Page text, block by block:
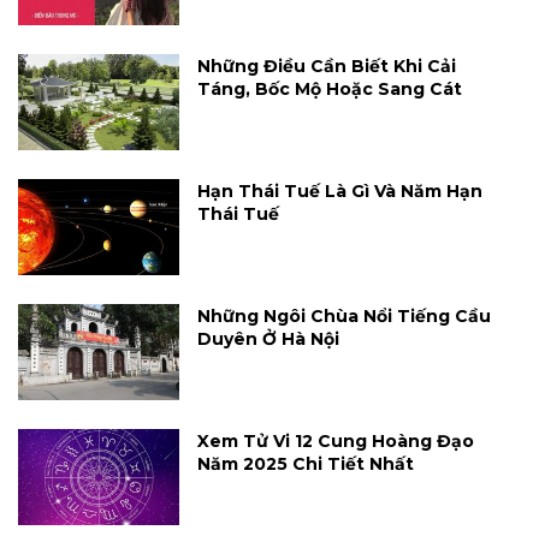
Những Điều Cần Biết Khi Cải
Táng, Bốc Mộ Hoặc Sang Cát
Hạn Thái Tuế Là Gì Và Năm Hạn
Thái Tuế
Những Ngôi Chùa Nổi Tiếng Cầu
Duyên Ở Hà Nội
Xem Tử Vi 12 Cung Hoàng Đạo
Năm 2025 Chi Tiết Nhất